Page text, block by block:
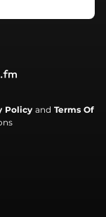
Policyand Terms Of